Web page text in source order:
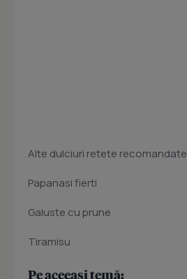
Alte dulciuri retete recomandate
Papanasi fierti
Galuste cu prune
Tiramisu
Pe aceeași temă: